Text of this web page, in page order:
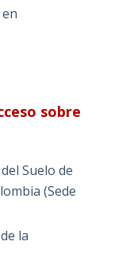
sobre
Suelo de
(Sede
la